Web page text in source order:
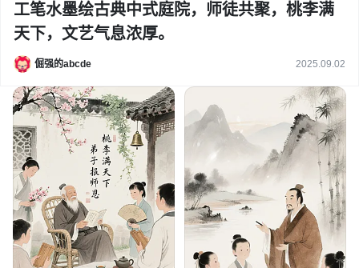
工笔水墨绘古典中式庭院，师徒共聚，桃李满
天下，文艺气息浓厚。
倔强的abcde 2025.09.02